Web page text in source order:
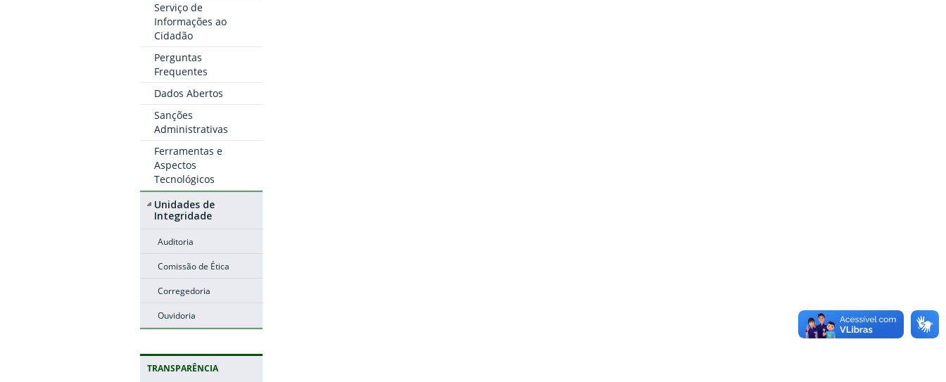
Serviço de
Informações ao
Cidadão
Perguntas
Frequentes
Dados Abertos
Sanções
Administrativas
Ferramentas e
Aspectos
Tecnológicos
Unidades de
Integridade
Auditoria
Comissão de Ética
Corregedoria
Ouvidoria
TRANSPARÊNCIA